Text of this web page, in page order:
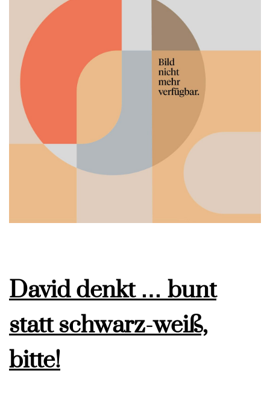
David denkt … bunt
statt schwarz-weiß,
bitte!